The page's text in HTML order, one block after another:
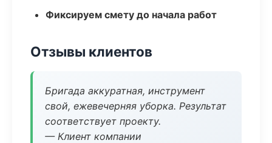
Фиксируем смету до начала работ
Отзывы клиентов
Бригада аккуратная, инструмент
свой, ежевечерняя уборка. Результат
соответствует проекту.
— Клиент компании